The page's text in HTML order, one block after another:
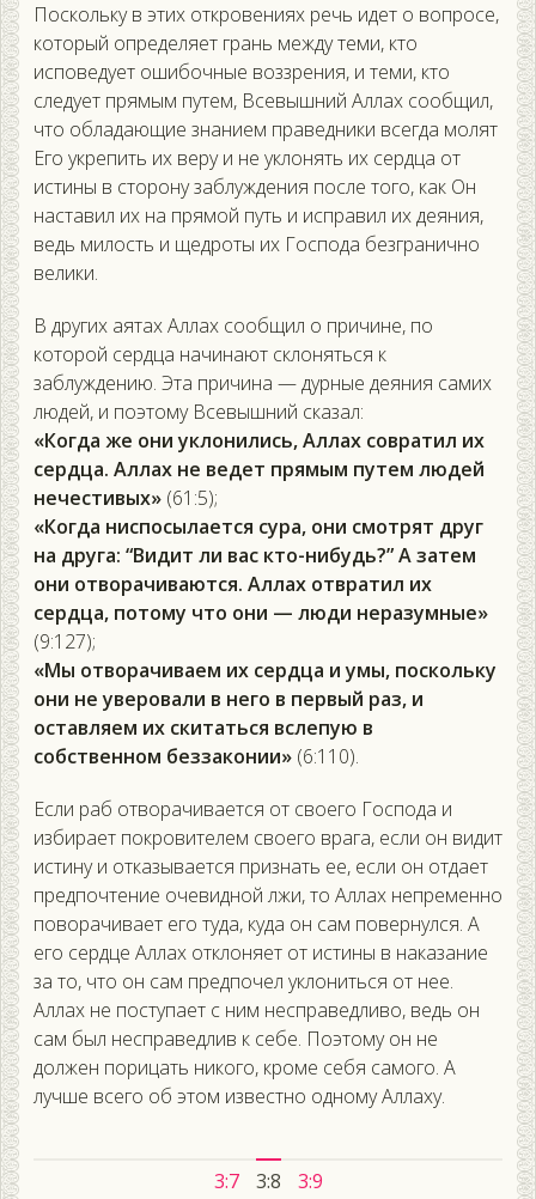
Поскольку в этих откровениях речь идет о вопросе,
который определяет грань между теми, кто
исповедует ошибочные воззрения, и теми, кто
следует прямым путем, Всевышний Аллах сообщил,
что обладающие знанием праведники всегда молят
Его укрепить их веру и не уклонять их сердца от
истины в сторону заблуждения после того, как Он
наставил их на прямой путь и исправил их деяния,
ведь милость и щедроты их Господа безгранично
велики.
В других аятах Аллах сообщил о причине, по
которой сердца начинают склоняться к
заблуждению. Эта причина — дурные деяния самих
людей, и поэтому Всевышний сказал:
«Когда же они уклонились, Аллах совратил их
сердца. Аллах не ведет прямым путем людей
нечестивых» (61:5);
«Когда ниспосылается сура, они смотрят друг
на друга: “Видит ли вас кто-нибудь?” А затем
они отворачиваются. Аллах отвратил их
сердца, потому что они — люди неразумные»
(9:127);
«Мы отворачиваем их сердца и умы, поскольку
они не уверовали в него в первый раз, и
оставляем их скитаться вслепую в
собственном беззаконии» (6:110).
Если раб отворачивается от своего Господа и
избирает покровителем своего врага, если он видит
истину и отказывается признать ее, если он отдает
предпочтение очевидной лжи, то Аллах непременно
поворачивает его туда, куда он сам повернулся. А
его сердце Аллах отклоняет от истины в наказание
за то, что он сам предпочел уклониться от нее.
Аллах не поступает с ним несправедливо, ведь он
сам был несправедлив к себе. Поэтому он не
должен порицать никого, кроме себя самого. А
лучше всего об этом известно одному Аллаху.
3:7 3:8 3:9